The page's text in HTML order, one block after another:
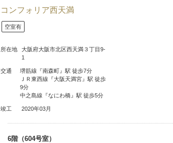
コンフォリア西天満
空室有
所在地
大阪府大阪市北区西天満３丁目9-
1
交通
堺筋線『南森町』駅 徒歩7分
ＪＲ東西線『大阪天満宮』駅 徒歩
9分
中之島線『なにわ橋』駅 徒歩5分
竣工 2020年03月
6階（604号室）